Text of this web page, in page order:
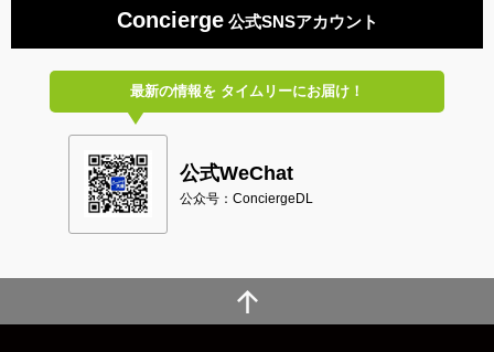
Concierge公式SNSアカウント
最新の情報をタイムリーにお届け！
公式WeChat
公众号：ConciergeDL